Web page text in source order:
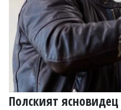
Полският